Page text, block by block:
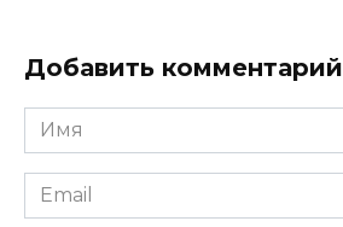
Добавить комментарий
Имя
*
Email
*